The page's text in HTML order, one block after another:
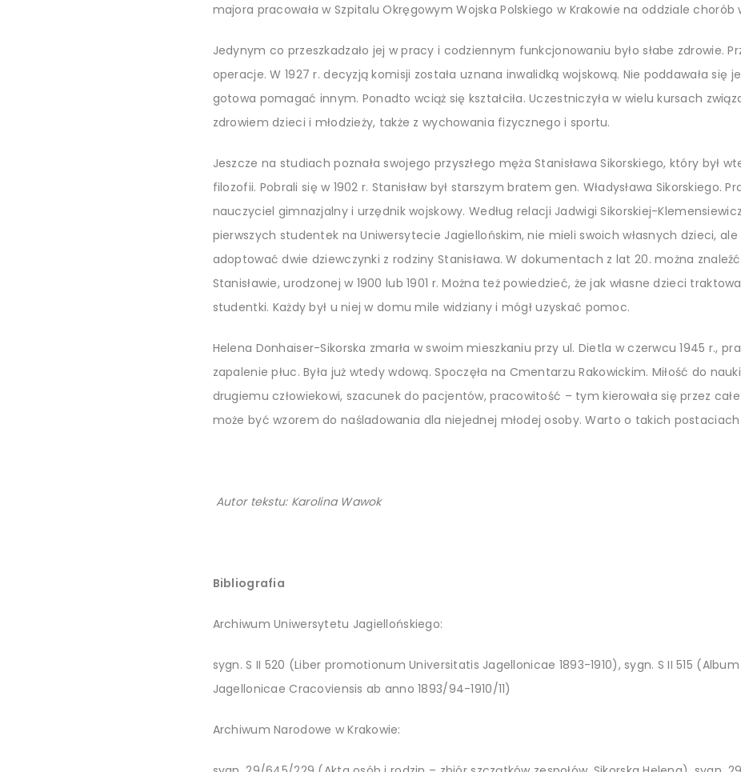
majora pracowała w Szpitalu Okręgowym Wojska Polskiego w Krakowie na oddziale chorób
Jedynym co przeszkadzało jej w pracy i codziennym funkcjonowaniu było słabe zdrowie.
operacje. W 1927 r. decyzją komisji została uznana inwalidką wojskową. Nie poddawała się
gotowa pomagać innym. Ponadto wciąż się kształciła. Uczestniczyła w wielu kursach
zdrowiem dzieci i młodzieży, także z wychowania fizycznego i sportu.
Jeszcze na studiach poznała swojego przyszłego męża Stanisława Sikorskiego, który był
filozofii. Pobrali się w 1902 r. Stanisław był starszym bratem gen. Władysława Sikorskiego.
nauczyciel gimnazjalny i urzędnik wojskowy. Według relacji Jadwigi Sikorskiej-
pierwszych studentek na Uniwersytecie Jagiellońskim, nie mieli swoich własnych dzieci,
adoptować dwie dziewczynki z rodziny Stanisława. W dokumentach z lat 20. można
Stanisławie, urodzonej w 1900 lub 1901 r. Można też powiedzieć, że jak własne dzieci
studentki. Każdy był u niej w domu mile widziany i mógł uzyskać pomoc.
Helena Donhaiser-Sikorska zmarła w swoim mieszkaniu przy ul. Dietla w czerwcu 1945 r.,
zapalenie płuc. Była już wtedy wdową. Spoczęła na Cmentarzu Rakowickim. Miłość do
drugiemu człowiekowi, szacunek do pacjentów, pracowitość – tym kierowała się przez
może być wzorem do naśladowania dla niejednej młodej osoby. Warto o takich
Autor tekstu: Karolina Wawok
Bibliografia
Archiwum Uniwersytetu Jagiellońskiego:
sygn.S II 520 (Liber promotionum Universitatis Jagellonicae 1893-1910), sygn. S II 515
Jagellonicae Cracoviensis ab anno 1893/94-1910/11)
Archiwum Narodowe w Krakowie: